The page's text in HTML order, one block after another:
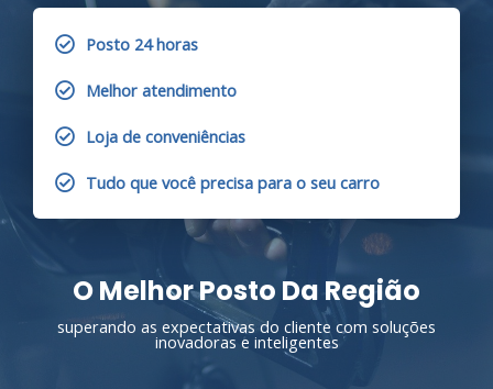
Posto 24 horas
Melhor atendimento
Loja de conveniências
Tudo que você precisa para o seu carro
O Melhor Posto Da Região
superando as expectativas do cliente com soluções
inovadoras e inteligentes